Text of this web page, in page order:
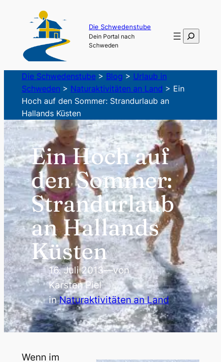
springen
Die Schwedenstube
Dein Portal nach
Schweden
Suchen
Die Schwedenstube> Blog > Urlaub in
Schweden > Naturaktivitäten an Land > Ein
Hoch auf den Sommer: Strandurlaub an
Hallands Küsten
Ein Hoch auf
den Sommer:
Strandurlaub
an Hallands
Küsten
16. Juli 2013—von
Karsten Piel
inNaturaktivitäten an Land
Wenn im